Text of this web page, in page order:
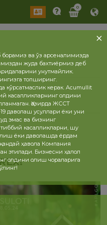
0
борамиз ва ўз арсеналимизда
жуда бахтиёрмиз деб
унутмайлик.
топширинг.
кўрсатмаслик керак. Acumullit
касалликларнинг олдини
Ҳозирда ЖССТ
даволаш усуллари ёки уни
эмас ва бизнинг
касалликларни, шу
ёки даволашда ёрдам
ҳавола Компания
этилади. Бизнесни ҳалол
олдини олиш чораларига